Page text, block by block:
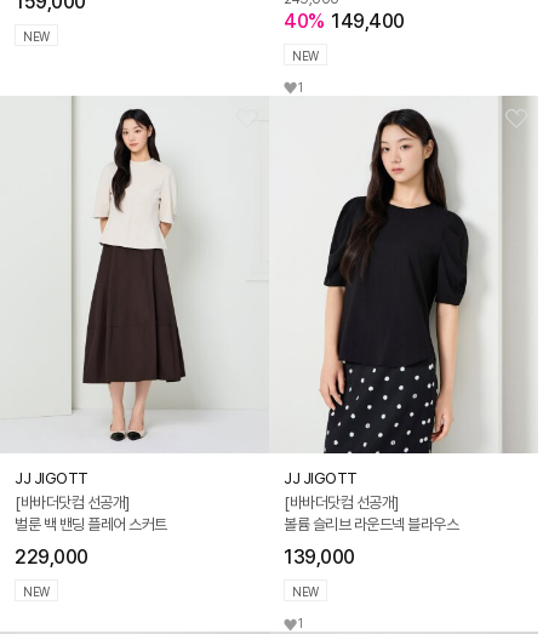
NEW
40% 149,400
NEW
1
JJ JIGOTT
[바바더닷컴 선공개]
벌룬 백 밴딩 플레어 스커트
229,000
NEW
JJ JIGOTT
[바바더닷컴 선공개]
볼륨 슬리브 라운드넥 블라우스
139,000
NEW
1